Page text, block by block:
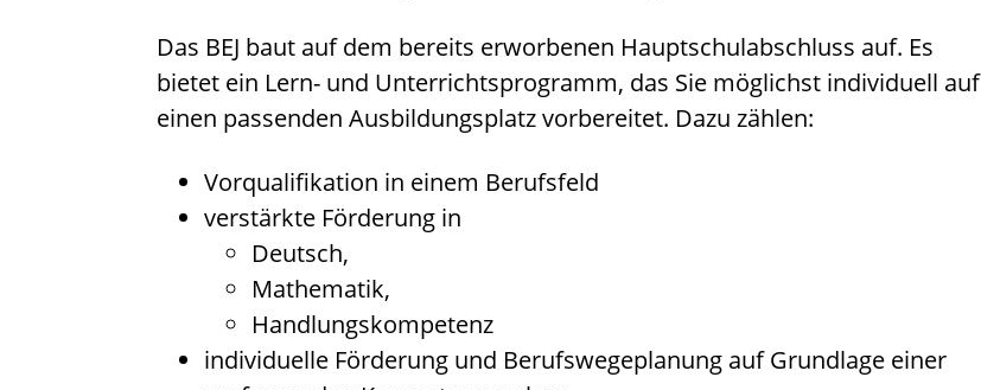
Das BEJ baut auf dem bereits erworbenen Hauptschulabschluss auf. Es
bietet ein Lern- und Unterrichtsprogramm, das Sie möglichst individuell auf
einen passenden Ausbildungsplatz vorbereitet. Dazu zählen:
Vorqualifikation in einem Berufsfeld
verstärkte Förderung in
Deutsch,
Mathematik,
Handlungskompetenz
individuelle Förderung und Berufswegeplanung auf Grundlage einer